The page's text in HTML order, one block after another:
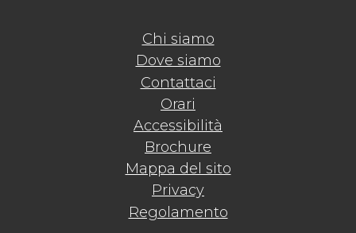
Chi siamo
Dove siamo
Contattaci
Orari
Accessibilità
Brochure
Mappa del sito
Privacy
Regolamento